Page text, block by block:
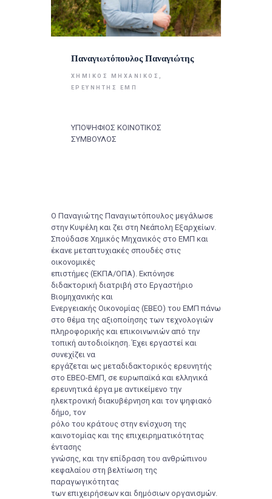
Παναγιωτόπουλος Παναγιώτης
ΧΗΜΙΚΌΣ ΜΗΧΑΝΙΚΌΣ,
ΕΡΕΥΝΗΤΉΣ ΕΜΠ
ΥΠΟΨΗΦΙΟΣ ΚΟΙΝΟΤΙΚΟΣ
ΣΥΜΒΟΥΛΟΣ
Ο Παναγιώτης Παναγιωτόπουλος μεγάλωσε
στην Κυψέλη και ζει στη Νεάπολη Εξαρχείων.
Σπούδασε Χημικός Μηχανικός στο ΕΜΠ και
έκανε μεταπτυχιακές σπουδές στις
οικονομικές
επιστήμες (ΕΚΠΑ/ΟΠΑ). Εκπόνησε
διδακτορική διατριβή στο Εργαστήριο
Βιομηχανικής και
Ενεργειακής Οικονομίας (ΕΒΕΟ) του ΕΜΠ πάνω
στο θέμα της αξιοποίησης των τεχνολογιών
πληροφορικής και επικοινωνιών από την
τοπική αυτοδιοίκηση. Έχει εργαστεί και
συνεχίζει να
εργάζεται ως μεταδιδακτορικός ερευνητής
στο ΕΒΕΟ-ΕΜΠ, σε ευρωπαϊκά και ελληνικά
ερευνητικά έργα με αντικείμενο την
ηλεκτρονική διακυβέρνηση και τον ψηφιακό
δήμο, τον
ρόλο του κράτους στην ενίσχυση της
καινοτομίας και της επιχειρηματικότητας
έντασης
γνώσης, και την επίδραση του ανθρώπινου
κεφαλαίου στη βελτίωση της
παραγωγικότητας
των επιχειρήσεων και δημόσιων οργανισμών.